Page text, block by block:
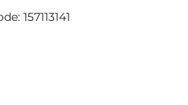
157113141